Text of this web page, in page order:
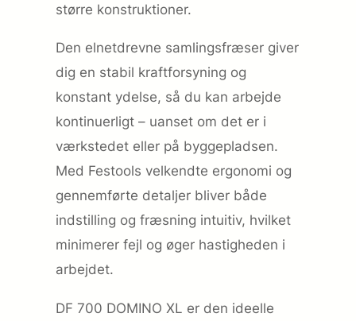
større konstruktioner.
Den elnetdrevne samlingsfræser giver
dig en stabil kraftforsyning og
konstant ydelse, så du kan arbejde
kontinuerligt – uanset om det er i
værkstedet eller på byggepladsen.
Med Festools velkendte ergonomi og
gennemførte detaljer bliver både
indstilling og fræsning intuitiv, hvilket
minimerer fejl og øger hastigheden i
arbejdet.
DF 700 DOMINO XL er den ideelle